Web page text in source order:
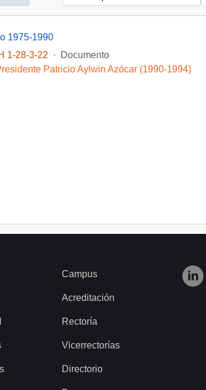
1975-1990
1-28-3-22
·
Documento
Patricio Aylwin Azócar (1990-1994)
Campus
Acreditación
Rectoría
Vicerrectorías
Directorio